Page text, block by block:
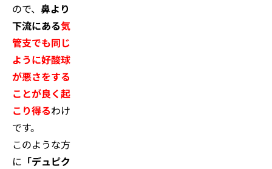
ので、 鼻より
下流にある気
管支でも同じ
ように好酸球
が悪さをする
ことが良く起
こり得るわけ
です。
このような方
に 「デュピク